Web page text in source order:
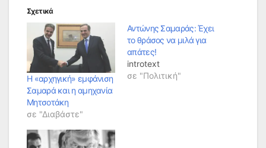
Σχετικά
Η «αρχηγική» εμφάνιση
Σαμαρά και η αμηχανία
Μητσοτάκη
σε "Διαβάστε"
Αντώνης Σαμαράς: Έχει
το θράσος να μιλά για
απάτες!
introtext
σε "Πολιτική"